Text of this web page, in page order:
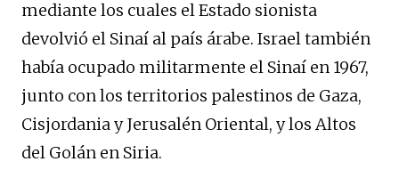
mediante los cuales el Estado sionista
devolvió el Sinaí al país árabe. Israel también
había ocupado militarmente el Sinaí en 1967,
junto con los territorios palestinos de Gaza,
Cisjordania y Jerusalén Oriental, y los Altos
del Golán en Siria.